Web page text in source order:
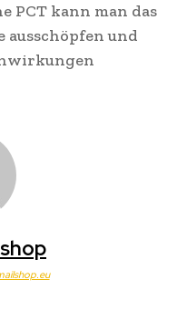
PCT kann man das
und